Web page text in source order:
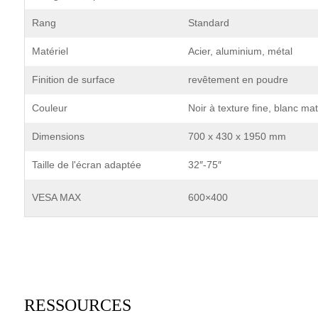
Rang Standard
Matériel Acier, aluminium, métal
Finition de surface revêtement en poudre
Couleur Noir à texture fine, blanc
Dimensions 700 x 430 x 1950 mm
Taille de l'écran adaptée 32″-75″
VESA MAX 600×400
RESSOURCES